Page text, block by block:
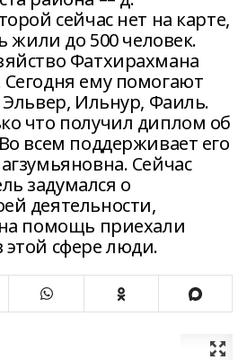
сейчас нет на карте,
жили до 500 человек.
Фатхирахмана
ему помогают
Ильнур, Фаиль.
что получил диплом об
всем поддерживает его
Сейчас
задумался о
деятельности,
помощь приехали
сфере люди.